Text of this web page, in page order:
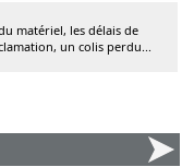
matériel, les délais de
un colis perdu...